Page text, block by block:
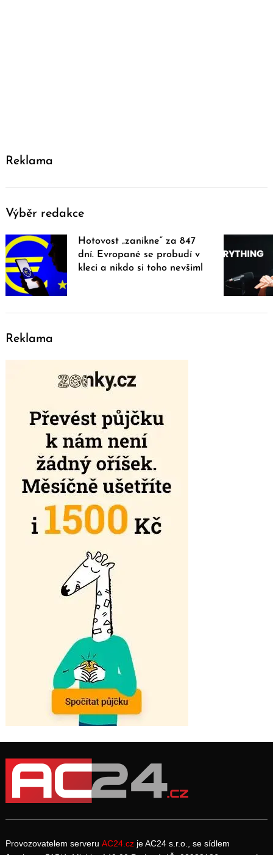
Reklama
Výběr redakce
Hotovost „zanikne“ za 847
dní. Evropané se probudí v
kleci a nikdo si toho nevšiml
Reklama
Provozovatelem serveru AC24.cz je AC24 s.r.o., se sídlem